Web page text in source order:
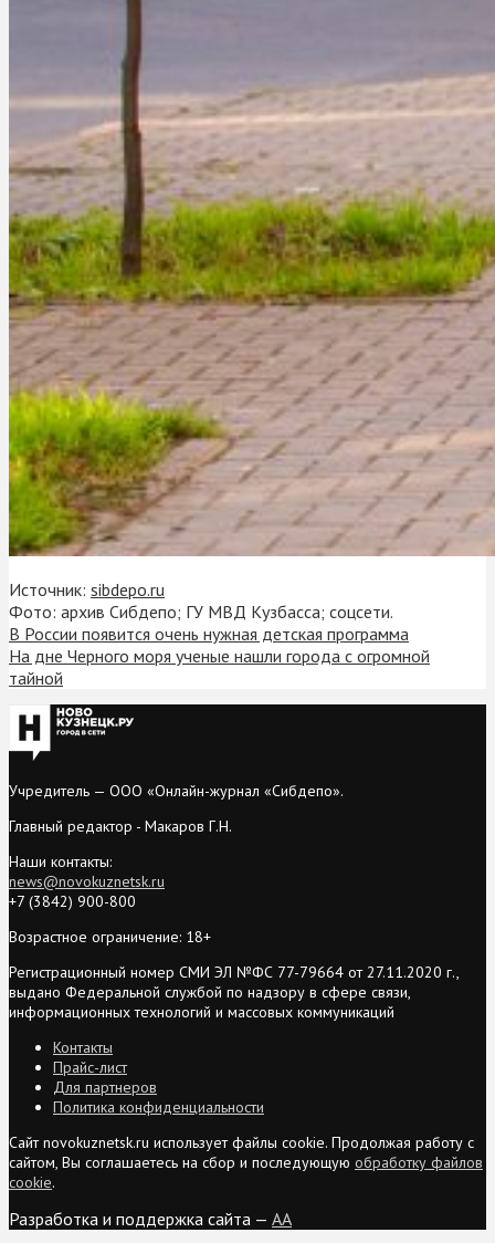
Источник: sibdepo.ru
Фото: архив Сибдепо; ГУ МВД Кузбасса; соцсети.
В России появится очень нужная детская программа
На дне Черного моря ученые нашли города с огромной
тайной
Учредитель — ООО «Онлайн-журнал «Сибдепо».
Главный редактор - Макаров Г.Н.
Наши контакты:
news@novokuznetsk.ru
+7 (3842) 900-800
Возрастное ограничение: 18+
Регистрационный номер СМИ ЭЛ №ФС 77-79664 от 27.11.2020 г.,
выдано Федеральной службой по надзору в сфере связи,
информационных технологий и массовых коммуникаций
Контакты
Прайс-лист
Для партнеров
Политика конфиденциальности
Сайт novokuznetsk.ru использует файлы cookie. Продолжая работу с
сайтом, Вы соглашаетесь на сбор и последующую обработку файлов
cookie.
Разработка и поддержка сайта — AA